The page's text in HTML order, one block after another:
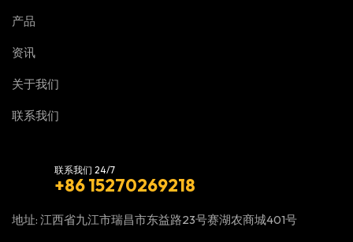
产品
资讯
关于我们
联系我们
联系我们 24/7
+86 15270269218
地址: 江西省九江市瑞昌市东益路23号赛湖农商城401号